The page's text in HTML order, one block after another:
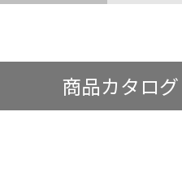
商品カタログ